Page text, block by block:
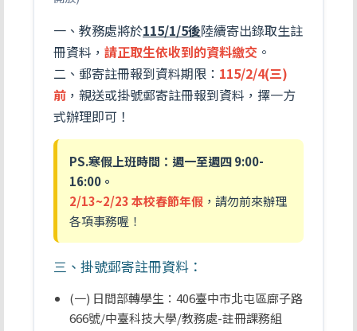
一、教務處將於115/1/5後陸續寄出錄取生註
冊資料， 請正取生依收到的資料繳交 。
二、郵寄註冊報到資料期限： 115/2/4(三)
前 ，親送或掛號郵寄註冊報到資料，擇一方
式辦理即可！
PS.寒假上班時間：週一至週四 9:00-
16:00。
2/13~2/23 本校春節年假 ，請勿前來辦理
各項事務喔！
三、掛號郵寄註冊資料：
(一) 日間部轉學生：406臺中市北屯區廍子路
666號/中臺科技大學/教務處-註冊課務組